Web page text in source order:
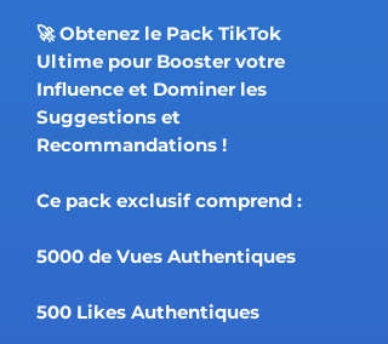
🚀 Obtenez le Pack TikTok
Ultime pour Booster votre
Influence et Dominer les
Suggestions et
Recommandations !
Ce pack exclusif comprend :
5000 de Vues Authentiques
500 Likes Authentiques